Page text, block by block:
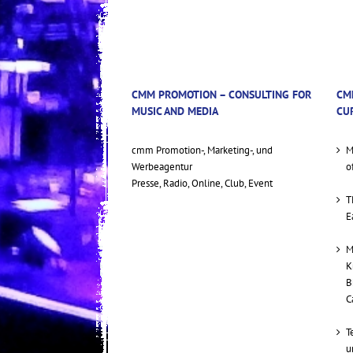
CMM PROMOTION – CONSULTING FOR
MUSIC AND MEDIA
cmm Promotion-, Marketing-, und
Werbeagentur
Presse, Radio, Online, Club, Event